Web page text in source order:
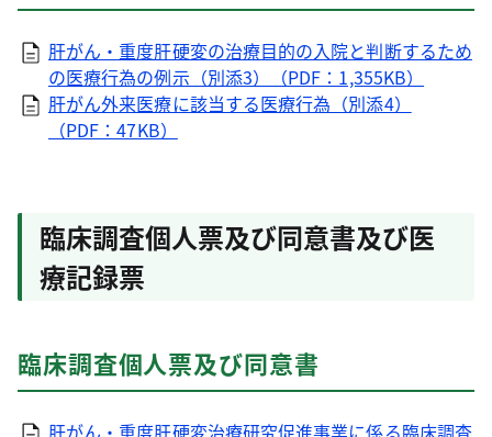
肝がん・重度肝硬変の治療目的の入院と判断するため
の医療行為の例示（別添3）（PDF：1,355KB）
肝がん外来医療に該当する医療行為（別添4）
（PDF：47KB）
臨床調査個人票及び同意書及び医
療記録票
臨床調査個人票及び同意書
肝がん・重度肝硬変治療研究促進事業に係る臨床調査